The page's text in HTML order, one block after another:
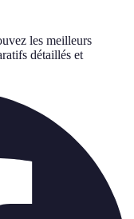
les meilleurs
détaillés et